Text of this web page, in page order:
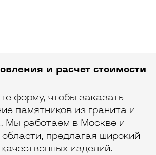
и расчет стоимости
форму, чтобы заказать
памятников из гранита и
Мы работаем в Москве и
предлагая широкий
изделий.